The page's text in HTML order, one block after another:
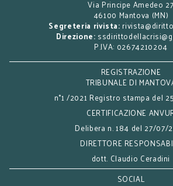
Via Principe Amedeo 27
46100 Mantova (MN)
Segreteria rivista:
Direzione:
P.IVA: 02674210204
REGISTRAZIONE
TRIBUNALE DI
n°1 /2021 Registro stampa del
CERTIFICAZIONE
Delibera n. 184 del 27/07/
DIRETTORE
dott. Claudio Ceradini
SOCIAL